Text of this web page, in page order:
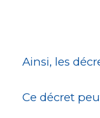
Ainsi, les
Ce décret